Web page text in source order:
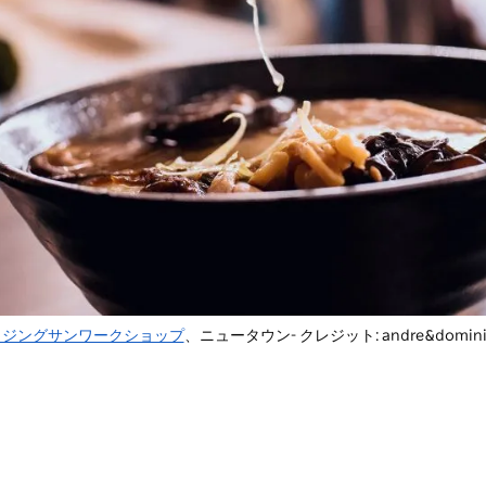
ングサンワークショップ 、ニュータウン- クレジット: